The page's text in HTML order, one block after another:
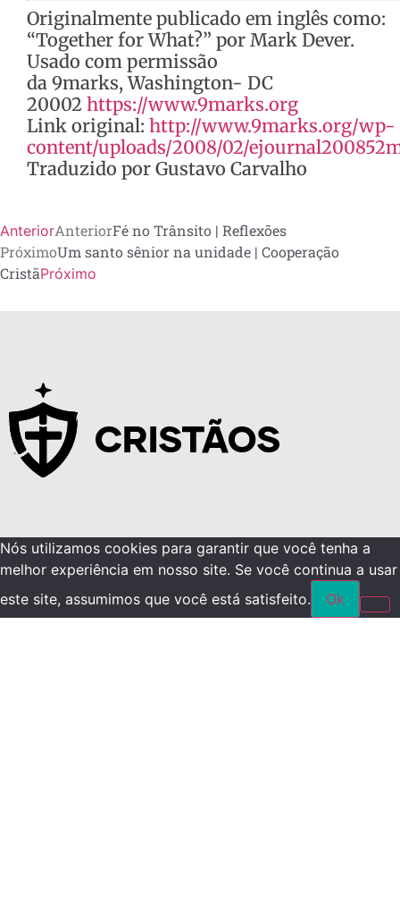
Originalmente publicado em inglês como:
“Together for What?” por Mark Dever.
Usado com permissão
da 9marks, Washington- DC
20002 https://www.9marks.org
Link original: http://www.9marks.org/wp-
content/uploads/2008/02/
Traduzido por Gustavo Carvalho
AnteriorAnteriorFé no Trânsito | Reflexões
PróximoUm santo sênior na unidade | Cooperação
CristãPróximo
Nós utilizamos cookies para garantir que você tenha a
melhor experiência em nosso site. Se você continua a usar
este site, assumimos que você está satisfeito.
Ok